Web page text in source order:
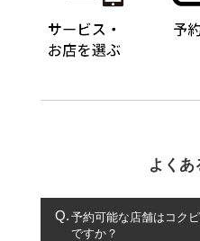
よくあ
予約可能な店舗はコク
ですか？